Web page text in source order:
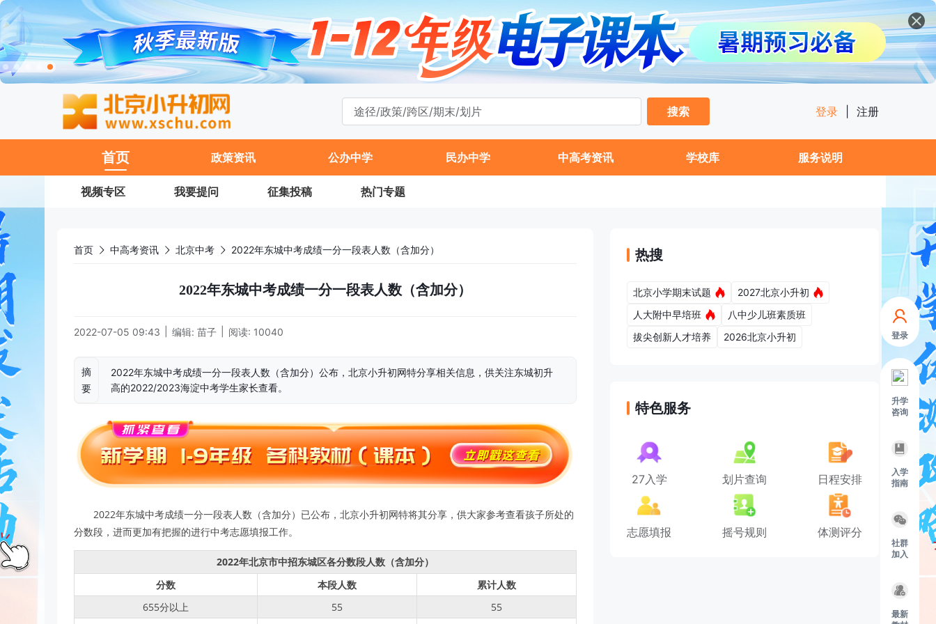
登录
升学
咨询
入学
指南
社群
加入
最新
搜索
登录 注册
首页 政策资讯 公办中学 民办中学 中高考资讯 学校库 服务说明
视频专区 我要提问 征集投稿 热门专题
首页 中高考资讯 北京中考 2022年东城中考成绩一分一段表人数（含加分）
2022年东城中考成绩一分一段表人数（含加分）
2022-07-05 09:43 编辑: 苗子 阅读: 10040
摘
要
2022年东城中考成绩一分一段表人数（含加分）公布，北京小升初网特分享相关信息，供关注东城初升
高的2022/2023海淀中考学生家长查看。
2022年东城中考成绩一分一段表人数（含加分）已公布，北京小升初网特将其分享，供大家参考查看孩子所处的
分数段，进而更加有把握的进行中考志愿填报工作。
2022年北京市中招东城区各分数段人数（含加分）
分数
本段人数
累计人数
655分以上
55
55
热搜
北京小学期末试题
2027北京小升初
人大附中早培班
八中少儿班素质班
拔尖创新人才培养
2026北京小升初
特色服务
27入学 划片查询 日程安排
志愿填报 摇号规则 体测评分